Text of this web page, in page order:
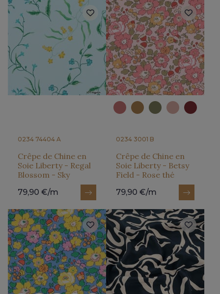
0234 74404 A
Crêpe de Chine en
Soie Liberty - Regal
Blossom - Sky
79,90 €/m
0234 3001 B
Crêpe de Chine en
Soie Liberty - Betsy
Field - Rose thé
79,90 €/m